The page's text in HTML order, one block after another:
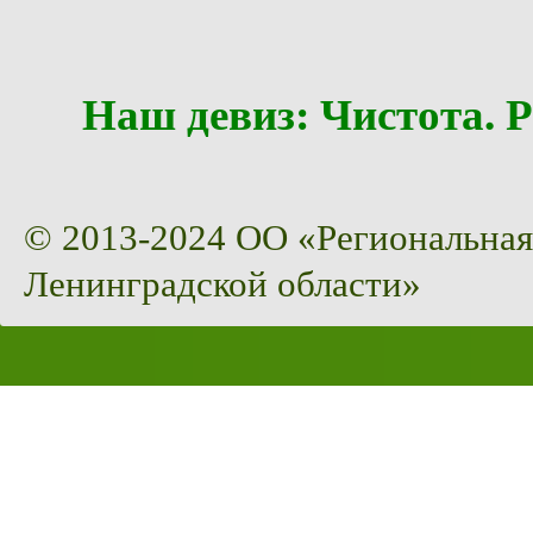
Наш девиз:
© 2013-2024 ОО
Ленинградской области»